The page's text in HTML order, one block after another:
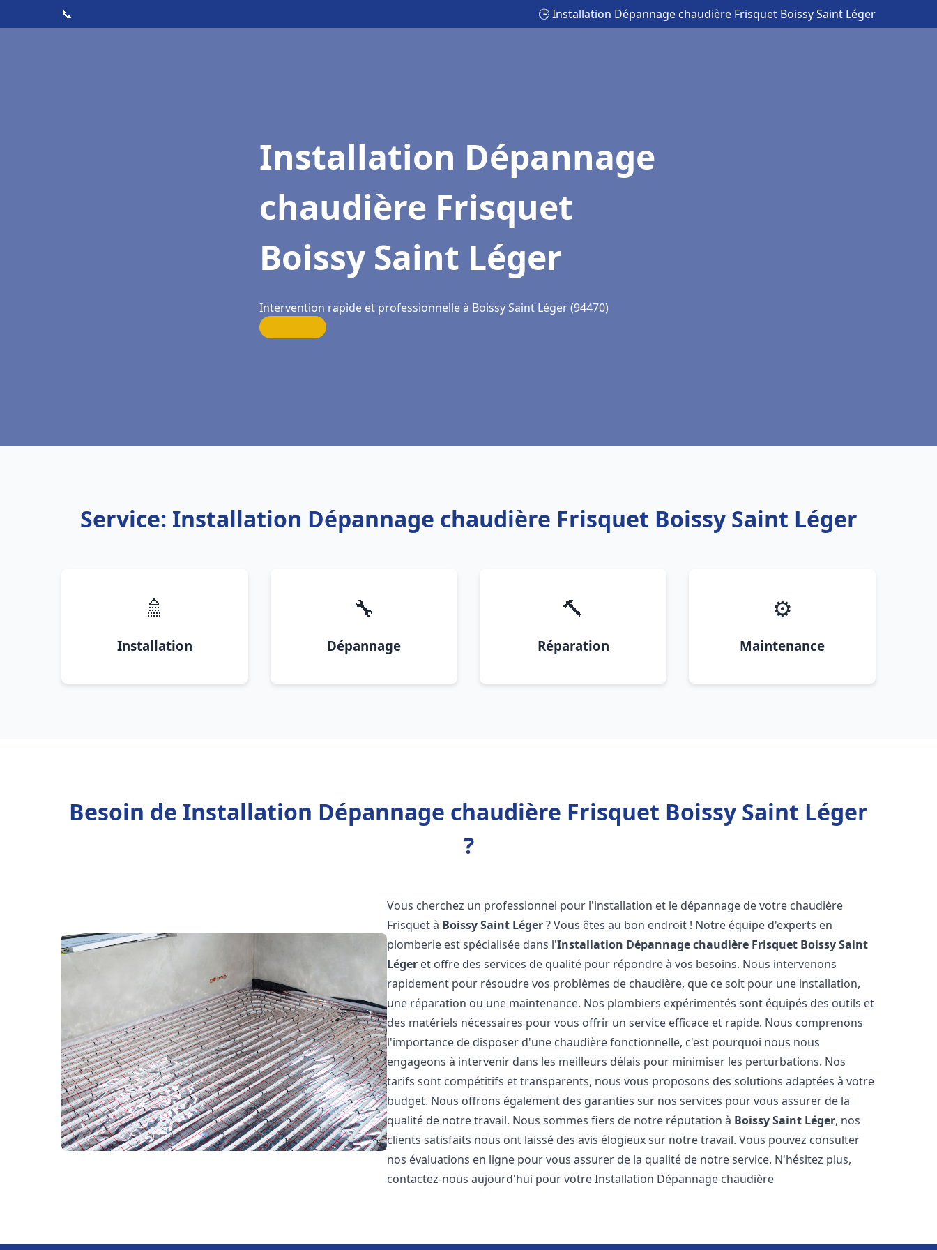
📞 🕒 Installation Dépannage chaudière Frisquet Boissy Saint Léger
Installation Dépannage
chaudière Frisquet
Boissy Saint Léger
Intervention rapide et professionnelle à Boissy Saint Léger (94470)
Service: Installation Dépannage chaudière Frisquet Boissy Saint Léger
🚿
Installation
🔧
Dépannage
🔨
Réparation
⚙️
Maintenance
Besoin de Installation Dépannage chaudière Frisquet Boissy Saint Léger
?
Vous cherchez un professionnel pour l'installation et le dépannage de votre chaudière
Frisquet à Boissy Saint Léger? Vous êtes au bon endroit ! Notre équipe d'experts en
plomberie est spécialisée dans l'Installation Dépannage chaudière Frisquet Boissy Saint
Léger et offre des services de qualité pour répondre à vos besoins. Nous intervenons
rapidement pour résoudre vos problèmes de chaudière, que ce soit pour une installation,
une réparation ou une maintenance. Nos plombiers expérimentés sont équipés des outils et
des matériels nécessaires pour vous offrir un service efficace et rapide. Nous comprenons
l'importance de disposer d'une chaudière fonctionnelle, c'est pourquoi nous nous
engageons à intervenir dans les meilleurs délais pour minimiser les perturbations. Nos
tarifs sont compétitifs et transparents, nous vous proposons des solutions adaptées à votre
budget. Nous offrons également des garanties sur nos services pour vous assurer de la
qualité de notre travail. Nous sommes fiers de notre réputation à Boissy Saint Léger, nos
clients satisfaits nous ont laissé des avis élogieux sur notre travail. Vous pouvez consulter
nos évaluations en ligne pour vous assurer de la qualité de notre service. N'hésitez plus,
contactez-nous aujourd'hui pour votre Installation Dépannage chaudière